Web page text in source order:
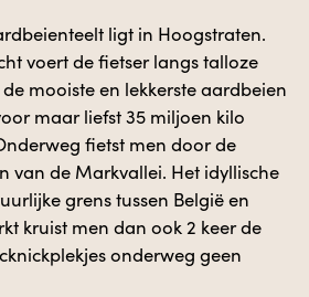
ligt in Hoogstraten.
voert de fietser langs talloze
mooiste en lekkerste aardbeien
maar liefst 35 miljoen kilo
fietst men door de
van de Markvallei. Het idyllische
grens tussen België en
kruist men dan ook 2 keer de
onderweg geen